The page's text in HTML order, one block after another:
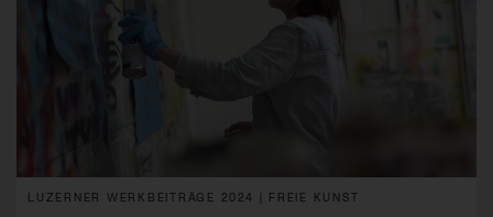
LUZERNER WERKBEITRÄGE 2024 | FREIE KUNST